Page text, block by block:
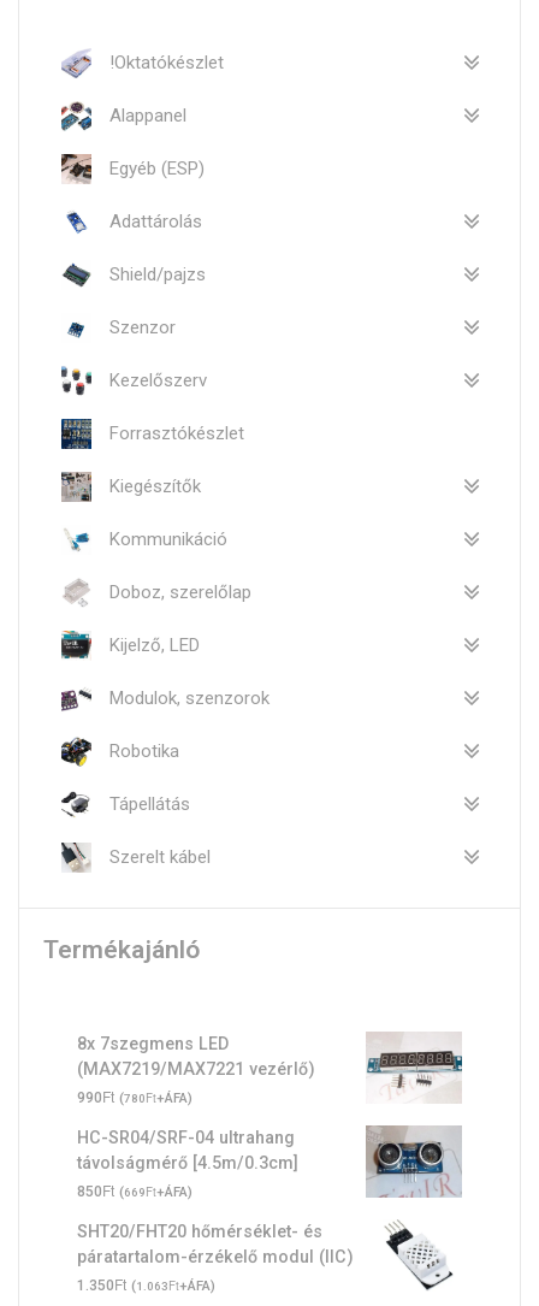
!Oktatókészlet
Alappanel
Egyéb (ESP)
Adattárolás
Shield/pajzs
Szenzor
Kezelőszerv
Forrasztókészlet
Kiegészítők
Kommunikáció
Doboz, szerelőlap
Kijelző, LED
Modulok, szenzorok
Robotika
Tápellátás
Szerelt kábel
Termékajánló
8x 7szegmens LED
(MAX7219/MAX7221 vezérlő)
990Ft (780Ft+ÁFA)
HC-SR04/SRF-04 ultrahang
távolságmérő [4.5m/0.3cm]
850Ft (669Ft+ÁFA)
SHT20/FHT20 hőmérséklet- és
páratartalom-érzékelő modul (IIC)
1.350Ft (1.063Ft+ÁFA)